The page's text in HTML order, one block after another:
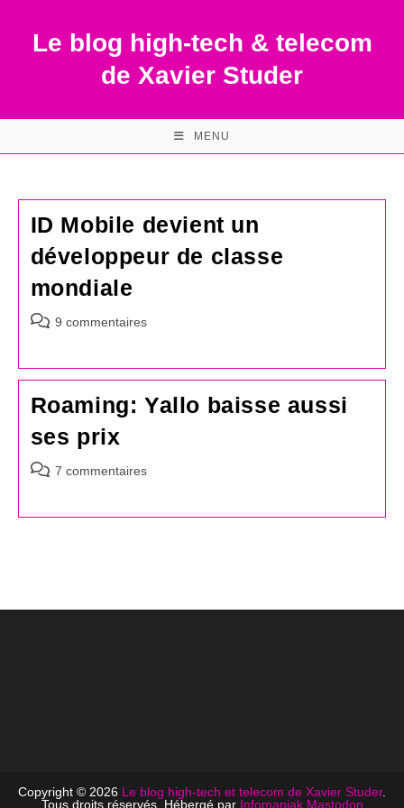
contentLe blog high-tech & telecom
de Xavier Studer
MENU
ID Mobile devient un
développeur de classe
mondiale
Commentaires
publication :
9 commentaires
Roaming: Yallo baisse aussi
ses prix
Commentaires
7 commentaires
Copyright © 2026 Le blog high-tech et telecom de Xavier Studer.
Tous droits réservés. Hébergé par Infomaniak Mastodon